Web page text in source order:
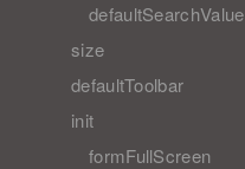
defaultSearchValue
size
defaultToolbar
init
formFullScreen